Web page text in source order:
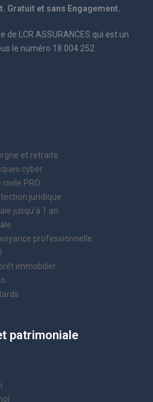
Gratuit et sans Engagement.
LCR ASSURANCES qui est un
le numéro 18 004 252
et retraite
cyber
PRO
juridique
jusqu’à 1 an
professionnelle
immobilier
patrimoniale